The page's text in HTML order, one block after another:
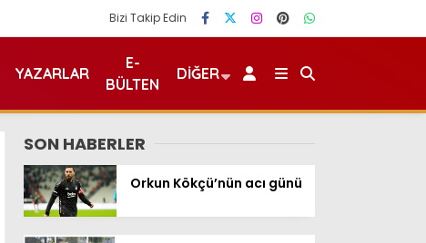
Bizi Takip Edin
YAZARLAR
E-
BÜLTEN
DIĞER
SON HABERLER
Orkun Kökçü’nün acı günü